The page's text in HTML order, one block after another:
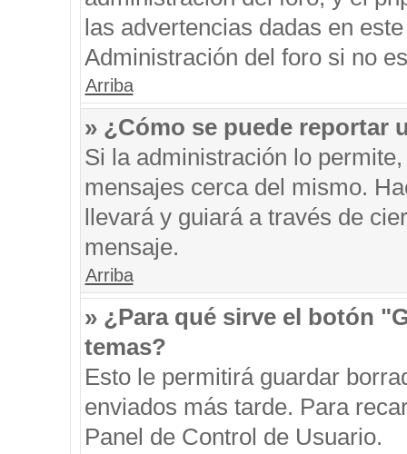
las advertencias dadas en
Administración del foro si no
Arriba
» ¿Cómo se puede reportar
Si la administración lo
mensajes cerca del mismo.
llevará y guiará a través de
mensaje.
Arriba
» ¿Para qué sirve el botón
temas?
Esto le permitirá guardar
enviados más tarde. Para
Panel de Control de Usuario.